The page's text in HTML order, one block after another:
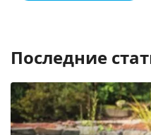
Последние